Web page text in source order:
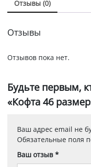
Отзывы (0)
Отзывы
Отзывов пока нет.
Будьте первым,
«Кофта 46
Ваш адрес email не
Обязательные поля
Ваш отзыв *